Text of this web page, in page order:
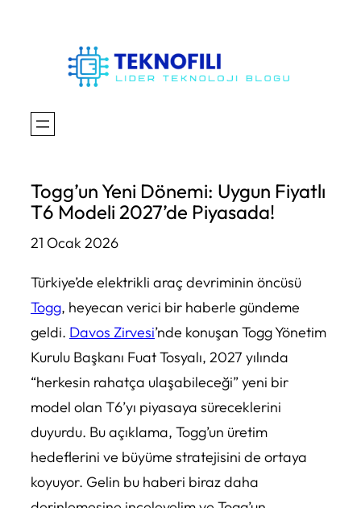
Togg’un Yeni Dönemi: Uygun Fiyatlı
T6 Modeli 2027’de Piyasada!
21 Ocak 2026
Türkiye’de elektrikli araç devriminin öncüsü
Togg, heyecan verici bir haberle gündeme
geldi. Davos Zirvesi’nde konuşan Togg Yönetim
Kurulu Başkanı Fuat Tosyalı, 2027 yılında
“herkesin rahatça ulaşabileceği” yeni bir
model olan T6’yı piyasaya süreceklerini
duyurdu. Bu açıklama, Togg’un üretim
hedeflerini ve büyüme stratejisini de ortaya
koyuyor. Gelin bu haberi biraz daha